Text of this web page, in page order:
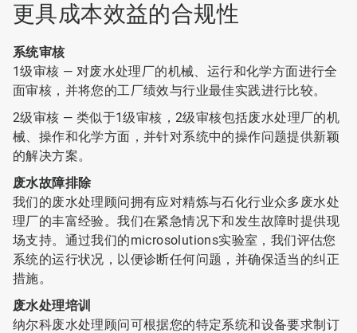
更具成本效益的合规性
系统审核
1级审核 — 对废水处理厂的机械、运行和化学方面进行全
面审核，并将您的工厂绩效与行业最佳实践进行比较。
2级审核 — 类似于1级审核，2级审核包括废水处理厂的机
械、操作和化学方面，并针对系统中的操作问题提供新颖
的解决方案。
废水故障排除
我们的废水处理顾问拥有应对精炼与石化行业众多废水处
理厂的丰富经验。我们在紧急情况下和发生故障时提供现
场支持。通过我们的microsolutions实验室，我们评估您
系统的运行状况，以便诊断任何问题，并确保适当的纠正
措施。
废水处理培训
纳尔科废水处理顾问可根据您的特定系统和设备要求制订